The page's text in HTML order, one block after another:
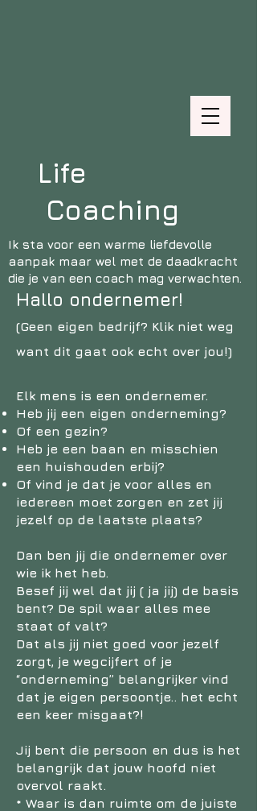
Life
Coaching
Ik sta voor een warme liefdevolle
aanpak maar wel met de daadkracht
die je van een coach mag verwachten.
Hallo ondernemer!
(Geen eigen bedrijf? Klik niet weg
want dit gaat ook echt over jou!)
Elk mens is een ondernemer.
Heb jij een eigen onderneming?
Of een gezin?
Heb je een baan en misschien
een huishouden erbij?
Of vind je dat je voor alles en
iedereen moet zorgen en zet jij
jezelf op de laatste plaats?
Dan ben jij die ondernemer over
wie ik het heb.
Besef jij wel dat jij ( ja jij) de basis
bent? De spil waar alles mee
staat of valt?
Dat als jij niet goed voor jezelf
zorgt, je wegcijfert of je
“onderneming” belangrijker vind
dat je eigen persoontje.. het echt
een keer misgaat?!
Jij bent die persoon en dus is het
belangrijk dat jouw hoofd niet
overvol raakt.
* Waar is dan ruimte om de juiste